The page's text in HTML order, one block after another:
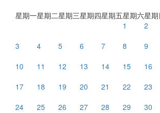
星期一星期二星期三星期四星期五星期六星期
1
2
3
4 5 6 7 8
9
10
11 12 13 14 15
16
17
18 19 20 21 22
23
24
25 26 27 28 29
30